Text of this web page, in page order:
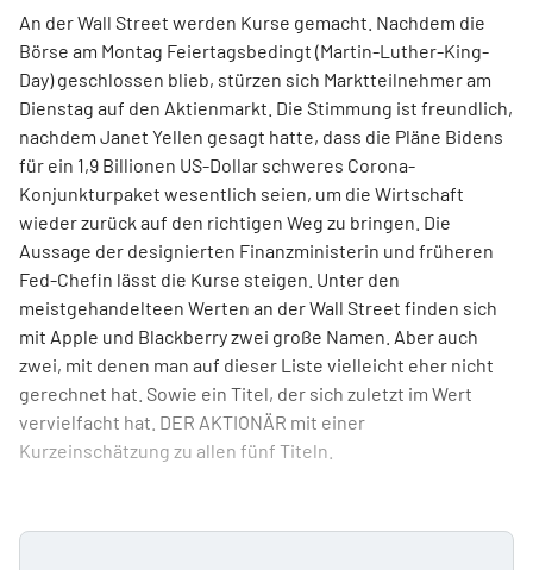
An der Wall Street werden Kurse gemacht. Nachdem die
Börse am Montag Feiertagsbedingt (Martin-Luther-King-
Day) geschlossen blieb, stürzen sich Marktteilnehmer am
Dienstag auf den Aktienmarkt. Die Stimmung ist freundlich,
nachdem Janet Yellen gesagt hatte, dass die Pläne Bidens
für ein 1,9 Billionen US-Dollar schweres Corona-
Konjunkturpaket wesentlich seien, um die Wirtschaft
wieder zurück auf den richtigen Weg zu bringen. Die
Aussage der designierten Finanzministerin und früheren
Fed-Chefin lässt die Kurse steigen. Unter den
meistgehandelteen Werten an der Wall Street finden sich
mit Apple und Blackberry zwei große Namen. Aber auch
zwei, mit denen man auf dieser Liste vielleicht eher nicht
gerechnet hat. Sowie ein Titel, der sich zuletzt im Wert
vervielfacht hat. DER AKTIONÄR mit einer
Kurzeinschätzung zu allen fünf Titeln.